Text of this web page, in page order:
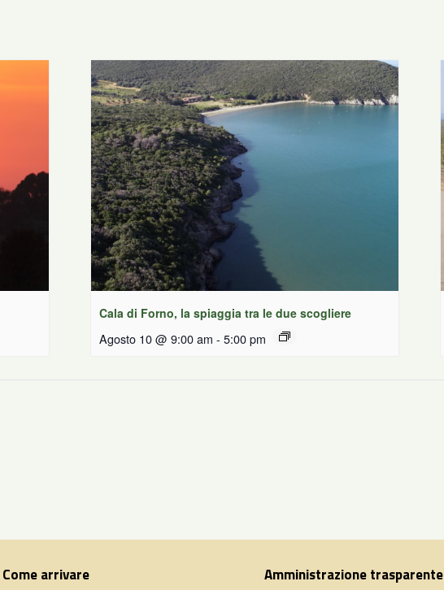
Cala di Forno, la spiaggia tra le due scogliere
Agosto 10 @ 9:00 am - 5:00 pm
Come arrivare Amministrazione trasparente